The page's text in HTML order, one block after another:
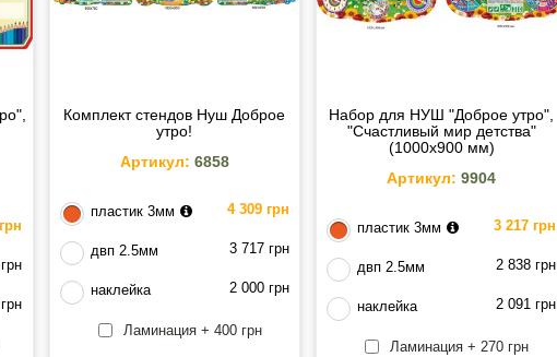
Комплект стендов Нуш Доброе
утро!
Артикул: 6858
пластик 3мм 4 309 грн
двп 2.5мм 3 717 грн
наклейка 2 000 грн
Ламинация + 400 грн
Набор для НУШ "Доброе утро",
"Счастливый мир детства"
(1000х900 мм)
Артикул: 9904
пластик 3мм 3 217 грн
двп 2.5мм 2 838 грн
наклейка 2 091 грн
Ламинация + 270 грн